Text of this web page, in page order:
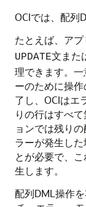
OCIでは、配列
たとえば、アプ
UPDATE文また
理できます。
ーのために操
了し、OCIはエ
りの行はすべ
ョンでは残り
ラーが発生し
とが必要で、
生します。
配列DML操作